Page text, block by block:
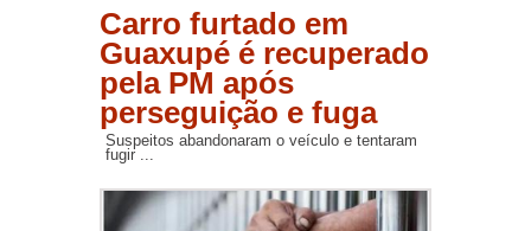
Carro furtado em
Guaxupé é recuperado
pela PM após
perseguição e fuga
Suspeitos abandonaram o veículo e tentaram
fugir ...